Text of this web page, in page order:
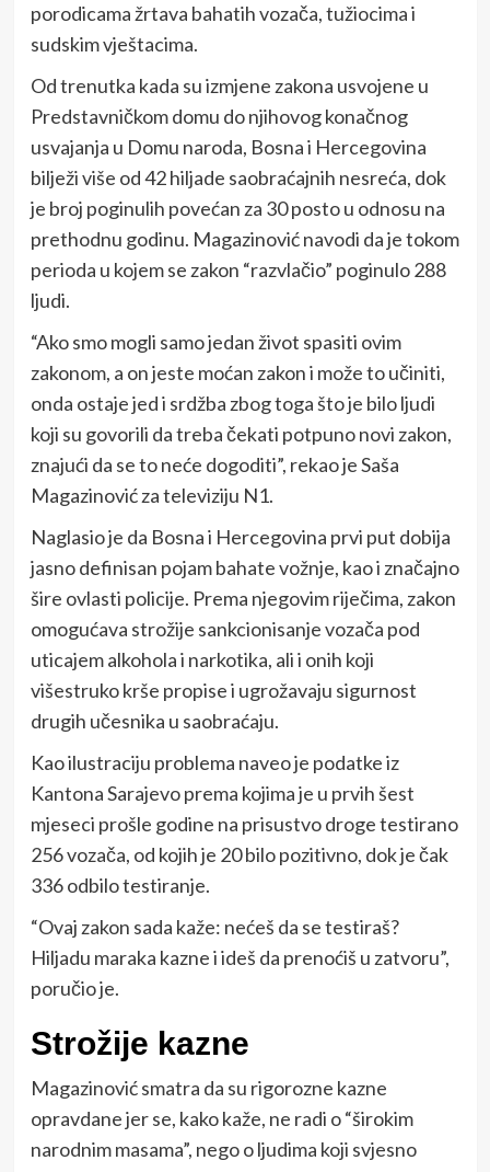
porodicama žrtava bahatih vozača, tužiocima i
sudskim vještacima.
Od trenutka kada su izmjene zakona usvojene u
Predstavničkom domu do njihovog konačnog
usvajanja u Domu naroda, Bosna i Hercegovina
bilježi više od 42 hiljade saobraćajnih nesreća, dok
je broj poginulih povećan za 30 posto u odnosu na
prethodnu godinu. Magazinović navodi da je tokom
perioda u kojem se zakon “razvlačio” poginulo 288
ljudi.
“Ako smo mogli samo jedan život spasiti ovim
zakonom, a on jeste moćan zakon i može to učiniti,
onda ostaje jed i srdžba zbog toga što je bilo ljudi
koji su govorili da treba čekati potpuno novi zakon,
znajući da se to neće dogoditi”, rekao je Saša
Magazinović za televiziju N1.
Naglasio je da Bosna i Hercegovina prvi put dobija
jasno definisan pojam bahate vožnje, kao i značajno
šire ovlasti policije. Prema njegovim riječima, zakon
omogućava strožije sankcionisanje vozača pod
uticajem alkohola i narkotika, ali i onih koji
višestruko krše propise i ugrožavaju sigurnost
drugih učesnika u saobraćaju.
Kao ilustraciju problema naveo je podatke iz
Kantona Sarajevo prema kojima je u prvih šest
mjeseci prošle godine na prisustvo droge testirano
256 vozača, od kojih je 20 bilo pozitivno, dok je čak
336 odbilo testiranje.
“Ovaj zakon sada kaže: nećeš da se testiraš?
Hiljadu maraka kazne i ideš da prenoćiš u zatvoru”,
poručio je.
Strožije kazne
Magazinović smatra da su rigorozne kazne
opravdane jer se, kako kaže, ne radi o “širokim
narodnim masama”, nego o ljudima koji svjesno